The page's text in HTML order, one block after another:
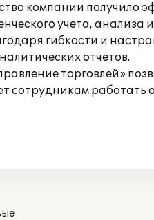
компании
учета,
гибкости и
отчетов.
торговлей»
сотрудникам работать